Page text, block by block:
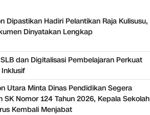
Dipastikan Hadiri Pelantikan Raja Kulisusu,
Dinyatakan Lengkap
dan Digitalisasi Pembelajaran Perkuat
Utara Minta Dinas Pendidikan Segera
SK Nomor 124 Tahun 2026, Kepala Sekolah
Kembali Menjabat